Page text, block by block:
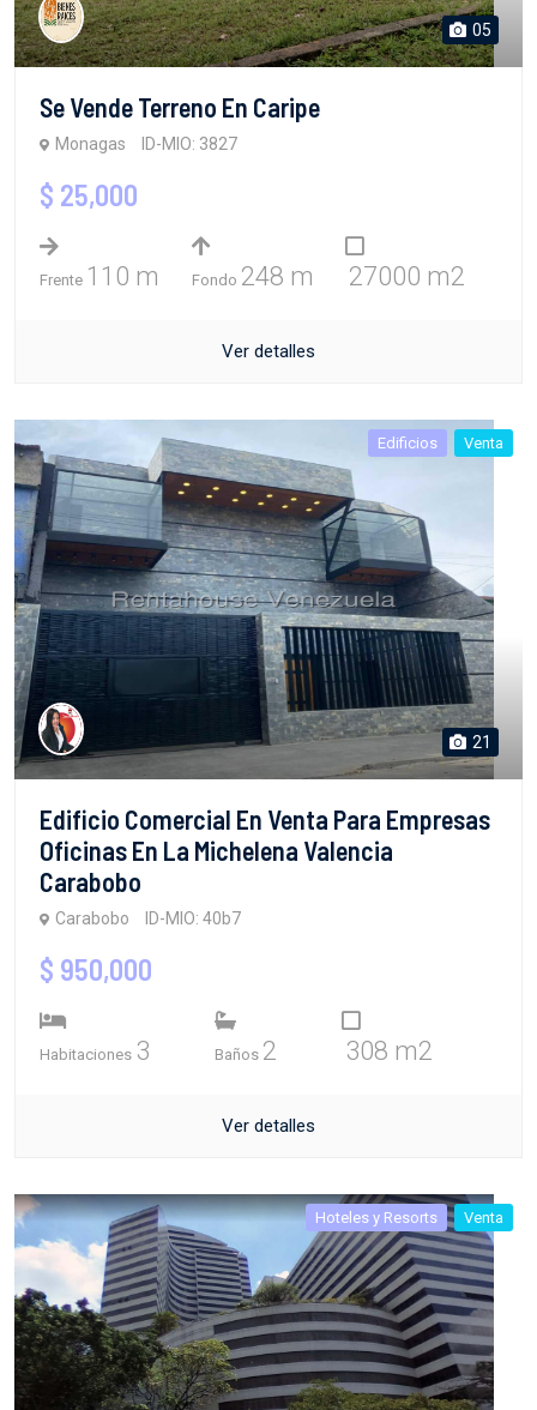
05
Se Vende Terreno En Caripe
Monagas ID-MIO: 3827
$ 25,000
Frente 110 m Fondo 248 m 27000 m2
Ver detalles
Edificios Venta
21
Edificio Comercial En Venta Para Empresas
Oficinas En La Michelena Valencia
Carabobo
Carabobo ID-MIO: 40b7
$ 950,000
Habitaciones 3 Baños 2 308 m2
Ver detalles
Hoteles y Resorts Venta